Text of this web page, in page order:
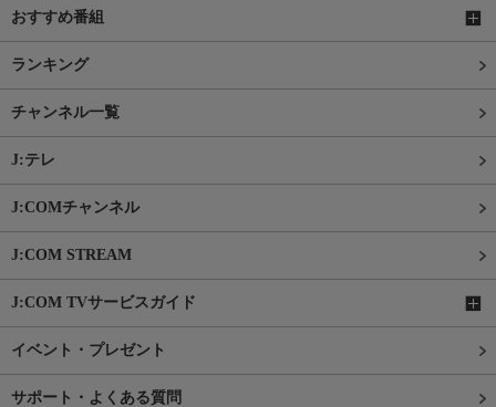
おすすめ番組
ランキング
チャンネル一覧
J:テレ
J:COMチャンネル
J:COM STREAM
J:COM TVサービスガイド
イベント・プレゼント
サポート・よくある質問